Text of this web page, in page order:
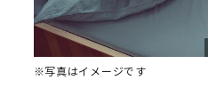
※写真はイメージです